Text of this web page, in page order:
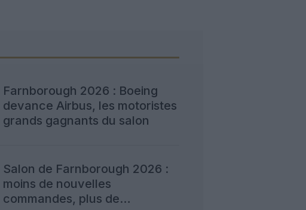
Farnborough 2026 : Boeing
devance Airbus, les motoristes
grands gagnants du salon
Salon de Farnborough 2026 :
moins de nouvelles
commandes, plus de